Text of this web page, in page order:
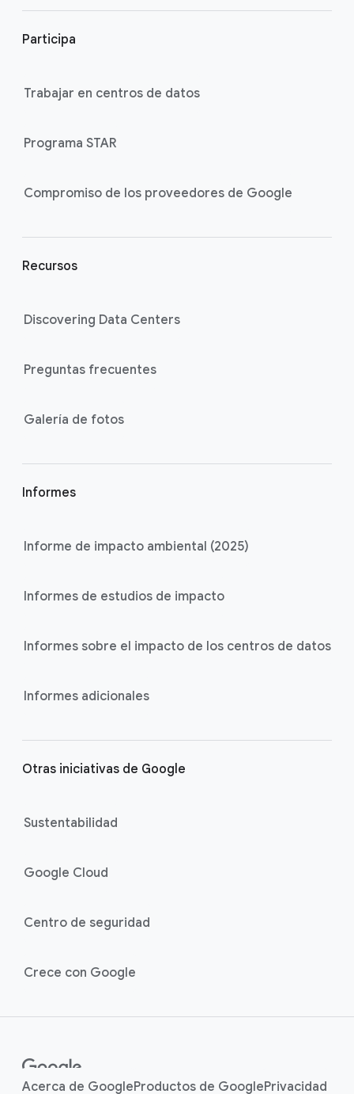
Participa
Trabajar en centros de datos
Programa STAR
Compromiso de los proveedores de Google
Recursos
Discovering Data Centers
Preguntas frecuentes
Galería de fotos
Informes
Informe de impacto ambiental (2025)
Informes de estudios de impacto
Informes sobre el impacto de los centros de datos
Informes adicionales
Otras iniciativas de Google
Sustentabilidad
Google Cloud
Centro de seguridad
Crece con Google
Acerca de GoogleProductos de GooglePrivacidad